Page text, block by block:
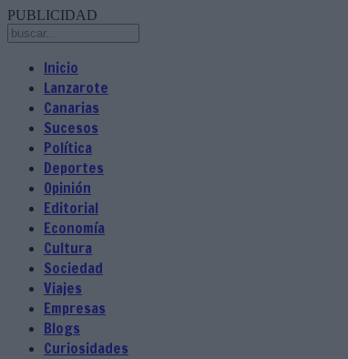
PUBLICIDAD
Inicio
Lanzarote
Canarias
Sucesos
Política
Deportes
Opinión
Editorial
Economía
Cultura
Sociedad
Viajes
Empresas
Blogs
Curiosidades